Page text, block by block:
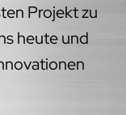
Projekt zu
heute und